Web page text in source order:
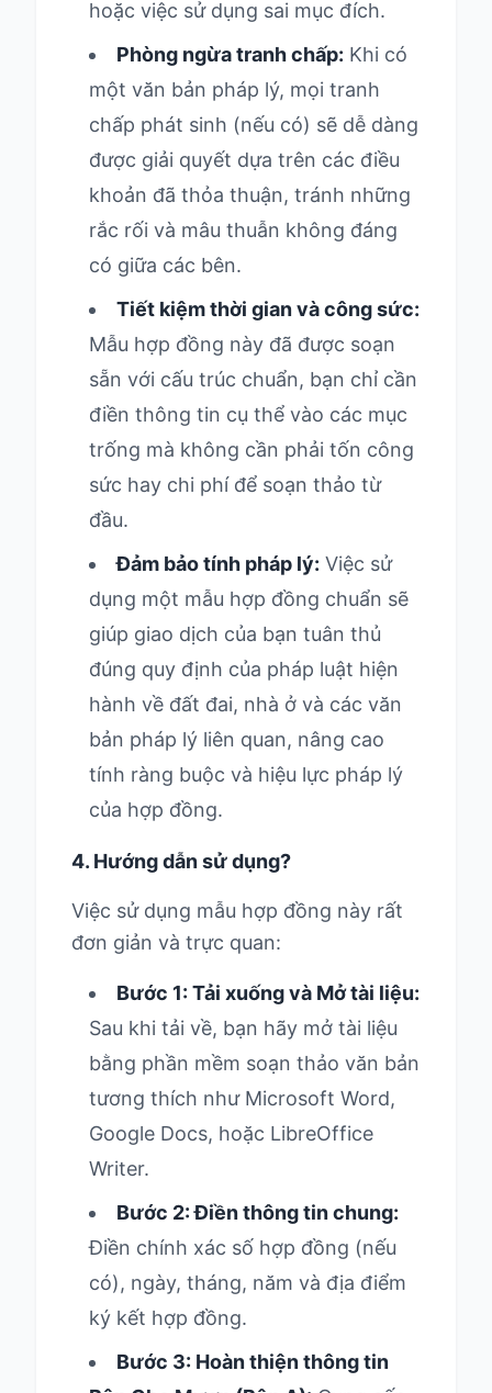
hoặc việc sử dụng sai mục đích.
Phòng ngừa tranh chấp: Khi có
một văn bản pháp lý, mọi tranh
chấp phát sinh (nếu có) sẽ dễ dàng
được giải quyết dựa trên các điều
khoản đã thỏa thuận, tránh những
rắc rối và mâu thuẫn không đáng
có giữa các bên.
Tiết kiệm thời gian và công sức:
Mẫu hợp đồng này đã được soạn
sẵn với cấu trúc chuẩn, bạn chỉ cần
điền thông tin cụ thể vào các mục
trống mà không cần phải tốn công
sức hay chi phí để soạn thảo từ
đầu.
Đảm bảo tính pháp lý: Việc sử
dụng một mẫu hợp đồng chuẩn sẽ
giúp giao dịch của bạn tuân thủ
đúng quy định của pháp luật hiện
hành về đất đai, nhà ở và các văn
bản pháp lý liên quan, nâng cao
tính ràng buộc và hiệu lực pháp lý
của hợp đồng.
4. Hướng dẫn sử dụng?
Việc sử dụng mẫu hợp đồng này rất
đơn giản và trực quan:
Bước 1: Tải xuống và Mở tài liệu:
Sau khi tải về, bạn hãy mở tài liệu
bằng phần mềm soạn thảo văn bản
tương thích như Microsoft Word,
Google Docs, hoặc LibreOffice
Writer.
Bước 2: Điền thông tin chung:
Điền chính xác số hợp đồng (nếu
có), ngày, tháng, năm và địa điểm
ký kết hợp đồng.
Bước 3: Hoàn thiện thông tin